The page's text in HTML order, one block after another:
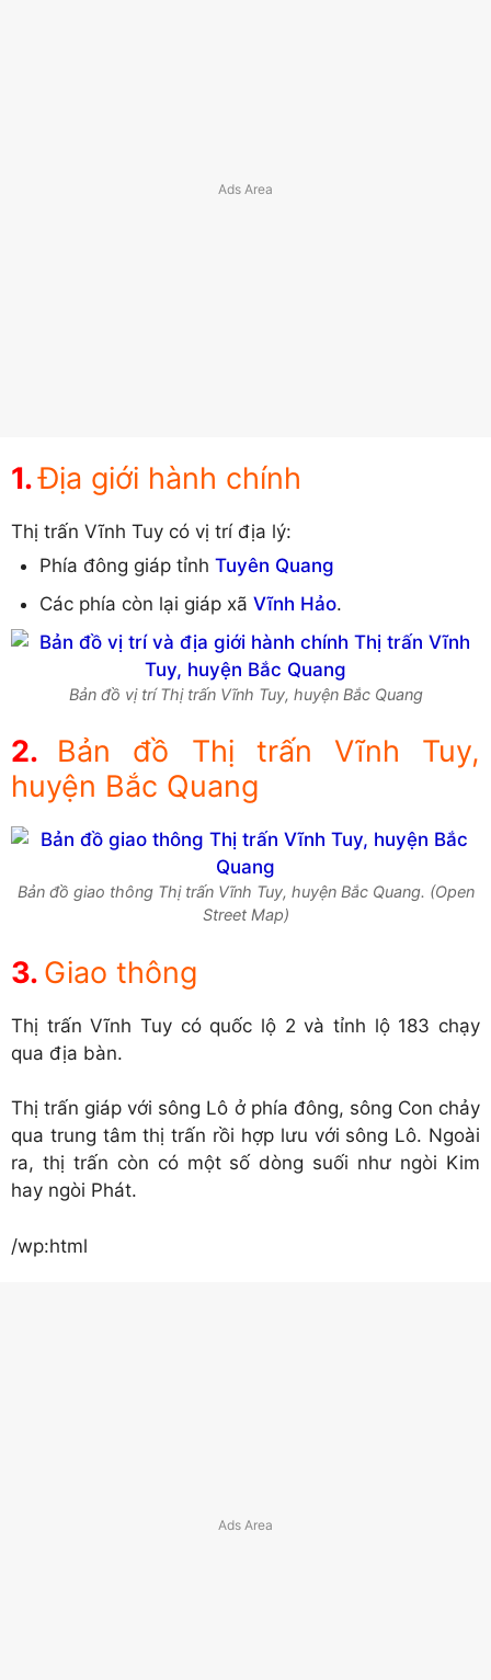
Địa giới hành chính
Thị trấn Vĩnh Tuy có vị trí địa lý:
Phía đông giáp tỉnh Tuyên Quang
Các phía còn lại giáp xã Vĩnh Hảo.
Bản đồ vị trí Thị trấn Vĩnh Tuy, huyện Bắc Quang
Bản đồ Thị trấn Vĩnh Tuy,
huyện Bắc Quang
Bản đồ giao thông Thị trấn Vĩnh Tuy, huyện Bắc Quang. (Open
Street Map)
Giao thông
Thị trấn Vĩnh Tuy có quốc lộ 2 và tỉnh lộ 183 chạy
qua địa bàn.
Thị trấn giáp với sông Lô ở phía đông, sông Con chảy
qua trung tâm thị trấn rồi hợp lưu với sông Lô. Ngoài
ra, thị trấn còn có một số dòng suối như ngòi Kim
hay ngòi Phát.
/wp:html